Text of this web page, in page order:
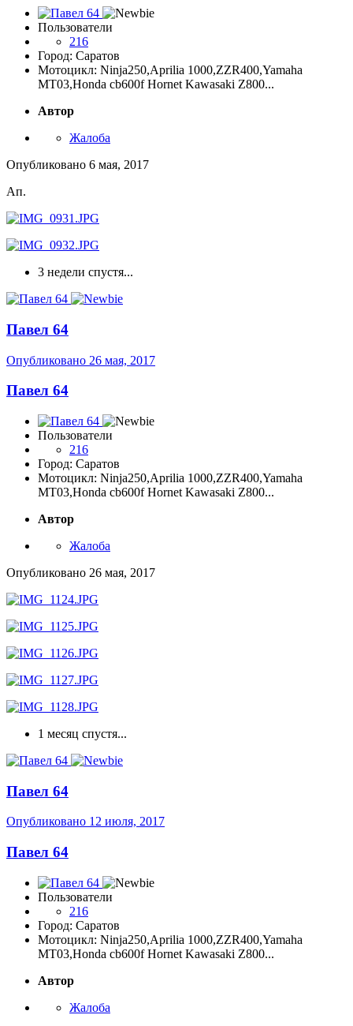
Пользователи
216
Город: Саратов
Мотоцикл: Ninja250,Aprilia 1000,ZZR400,Yamaha
MT03,Honda cb600f Hornet Kawasaki Z800...
Автор
Жалоба
Опубликовано 6 мая, 2017
Ап.
3 недели спустя...
Павел 64
Опубликовано 26 мая, 2017
Павел 64
Пользователи
216
Город: Саратов
Мотоцикл: Ninja250,Aprilia 1000,ZZR400,Yamaha
MT03,Honda cb600f Hornet Kawasaki Z800...
Автор
Жалоба
Опубликовано 26 мая, 2017
1 месяц спустя...
Павел 64
Опубликовано 12 июля, 2017
Павел 64
Пользователи
216
Город: Саратов
Мотоцикл: Ninja250,Aprilia 1000,ZZR400,Yamaha
MT03,Honda cb600f Hornet Kawasaki Z800...
Автор
Жалоба